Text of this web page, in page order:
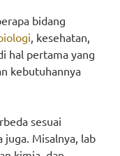
bidang
, kesehatan,
hal pertama yang
kebutuhannya
sesuai
juga. Misalnya, lab